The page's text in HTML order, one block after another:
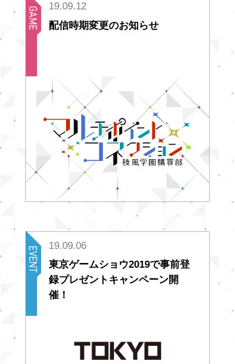
19.09.12
配信時期変更のお知らせ
19.09.06
東京ゲームショウ2019で事前登
録プレゼントキャンペーン開
催！